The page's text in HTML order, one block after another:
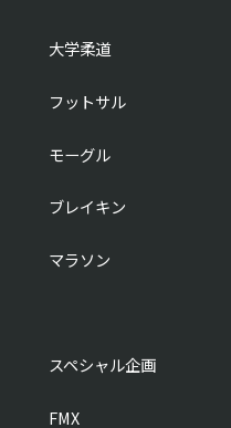
大学柔道
フットサル
モーグル
ブレイキン
マラソン
スペシャル企画
FMX